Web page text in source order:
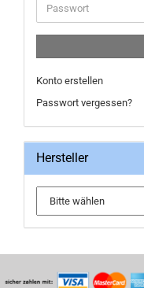
Passwort
Konto erstellen
Passwort vergessen?
Hersteller